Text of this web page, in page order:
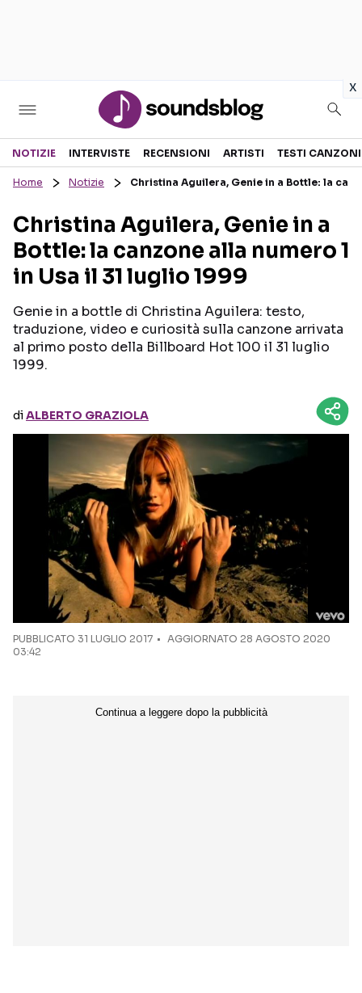
x
Sezioni
RECENSIONI MUSICALI
INTERVISTE
GOSSIP E CURIOSITÀ
TESTI CANZONI
TOUR ED EVENTI
TALENT SHOW
NOTIZIE INTERVISTE RECENSIONI ARTISTI TESTI CANZONI
Home Notizie Christina Aguilera, Genie in a Bottle: la
Christina Aguilera, Genie in a
Bottle: la canzone alla numero 1
in Usa il 31 luglio 1999
Genie in a bottle di Christina Aguilera: testo,
traduzione, video e curiosità sulla canzone arrivata
al primo posto della Billboard Hot 100 il 31 luglio
1999.
diALBERTO GRAZIOLA
PUBBLICATO 31 LUGLIO 2017
AGGIORNATO 28 AGOSTO 2020
03:42